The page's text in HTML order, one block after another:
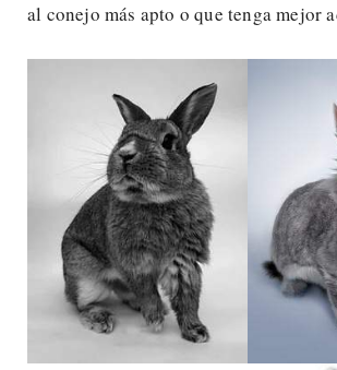
al conejo más apto o que tenga mejor